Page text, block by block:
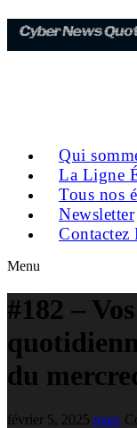
Qui
La Ligne
Tous nos
Newsletter
Contactez
Menu
#182 –
du
février 5, 2025 marc